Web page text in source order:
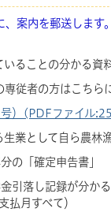
、案内を郵送しま
ることの分かる資
従者の方はこちら
）(PDFファイル
業として自ら農林
の「確定申告書」
引落し記録が分か
払月すべて）